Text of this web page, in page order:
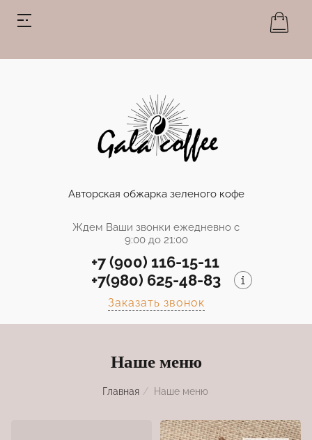
Авторская обжарка зеленого кофе
Ждем Ваши звонки ежедневно с
9:00 до 21:00
+7 (900) 116-15-11
+7(980) 625-48-83
Заказать звонок
Наше меню
Главная / Наше меню